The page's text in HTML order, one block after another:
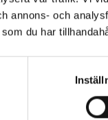
annons- och
du har